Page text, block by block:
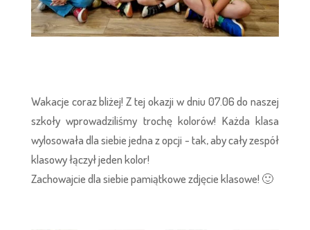
Wakacje coraz bliżej! Z tej okazji w dniu 07.06 do naszej
szkoły wprowadziliśmy trochę kolorów! Każda klasa
wylosowała dla siebie jedna z opcji - tak, aby cały zespół
klasowy łączył jeden kolor!
Zachowajcie dla siebie pamiątkowe zdjęcie klasowe! 🙂